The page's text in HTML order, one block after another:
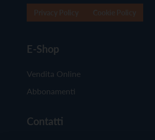
E-Shop
Vendita Online
Abbonamenti
Contatti